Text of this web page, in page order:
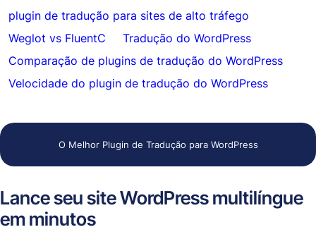
plugin de tradução para sites de alto tráfego
Weglot vs FluentC
Tradução do WordPress
Comparação de plugins de tradução do WordPress
Velocidade do plugin de tradução do WordPress
O Melhor Plugin de Tradução para WordPress
Lance seu site WordPress multilíngue
em minutos